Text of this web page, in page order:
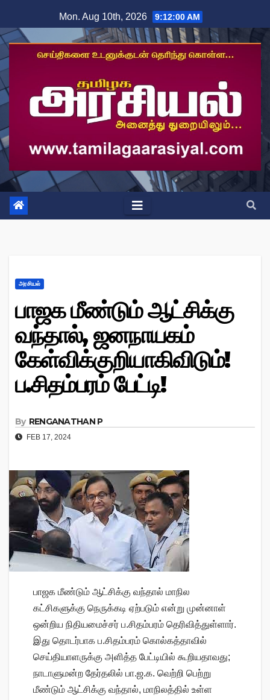
to
content
Mon. Aug 10th, 2026 9:12:01 AM
அரசியல்
பாஜக மீண்டும் ஆட்சிக்கு
வந்தால், ஜனநாயகம்
கேள்விக்குறியாகிவிடும்!
ப.சிதம்பரம் பேட்டி!
By RENGANATHAN P
FEB 17, 2024
பாஜக மீண்டும் ஆட்சிக்கு வந்தால் மாநில
கட்சிகளுக்கு நெருக்கடி ஏற்படும் என்று முன்னாள்
ஒன்றிய நிதியமைச்சர் ப.சிதம்பரம் தெரிவித்துள்ளார்.
இது தொடர்பாக ப.சிதம்பரம் கொல்கத்தாவில்
செய்தியாளருக்கு அளித்த பேட்டியில் கூறியதாவது;
நாடாளுமன்ற தேர்தலில் பா.ஜ.க. வெற்றி பெற்று
மீண்டும் ஆட்சிக்கு வந்தால், மாநிலத்தில் உள்ள